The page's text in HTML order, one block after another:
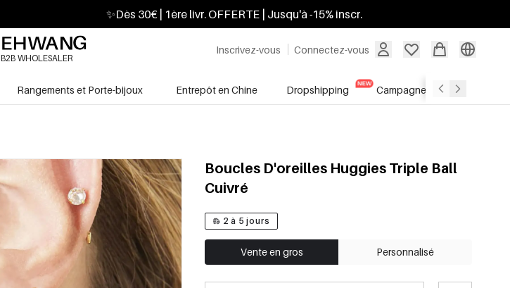
✨Dès 30€ | 1ère livr. OFFERTE | Jusqu'à -15% inscr.
Inscrivez-vous Connectez-vous
B2B WHOLESALER
Rangements et Porte-bijoux Entrepôt en Chine Dropshipping Campagnes Soldes
Boucles D'oreilles Huggies Triple Ball
Cuivré
2 à 5 jours
Vente en gros Personnalisé